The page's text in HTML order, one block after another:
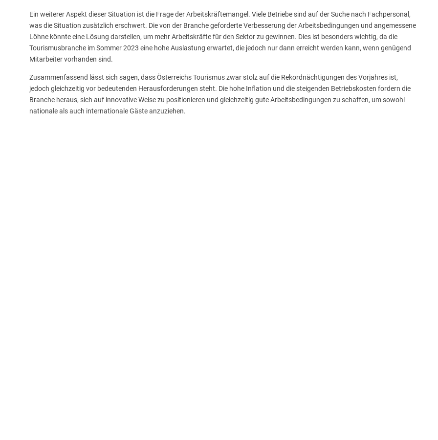
Ein weiterer Aspekt dieser Situation ist die Frage der Arbeitskräftemangel. Viele Betriebe sind auf der Suche nach Fachpersonal,
was die Situation zusätzlich erschwert. Die von der Branche geforderte Verbesserung der Arbeitsbedingungen und angemessene
Löhne könnte eine Lösung darstellen, um mehr Arbeitskräfte für den Sektor zu gewinnen. Dies ist besonders wichtig, da die
Tourismusbranche im Sommer 2023 eine hohe Auslastung erwartet, die jedoch nur dann erreicht werden kann, wenn genügend
Mitarbeiter vorhanden sind.
Zusammenfassend lässt sich sagen, dass Österreichs Tourismus zwar stolz auf die Rekordnächtigungen des Vorjahres ist,
jedoch gleichzeitig vor bedeutenden Herausforderungen steht. Die hohe Inflation und die steigenden Betriebskosten fordern die
Branche heraus, sich auf innovative Weise zu positionieren und gleichzeitig gute Arbeitsbedingungen zu schaffen, um sowohl
nationale als auch internationale Gäste anzuziehen.